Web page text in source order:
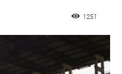
1251